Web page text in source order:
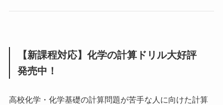
【新課程対応】化学の計算ドリル大好評
発売中！
高校化学・化学基礎の計算問題が苦手な人に向けた計算